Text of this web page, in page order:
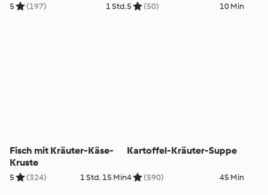
5 (197) 1 Std.5 (50) 10 Min
Fisch mit Kräuter-Käse-
Kruste
5 (324) 1 Std. 15 Min
Kartoffel-Kräuter-Suppe
4 (590) 45 Min